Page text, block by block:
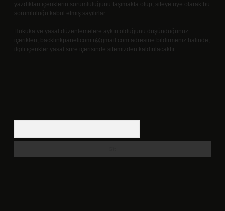
yazdıkları içeriklerin sorumluluğunu taşımakta olup, siteye üye olarak bu
sorumluluğu kabul etmiş sayılırlar.
Hukuka ve yasal düzenlemelere aykırı olduğunu düşündüğünüz
içerikleri, backlinkpanelicomtr@gmail.com adresine bildirmeniz halinde,
ilgili içerikler yasal süre içerisinde sitemizden kaldırılacaktır.